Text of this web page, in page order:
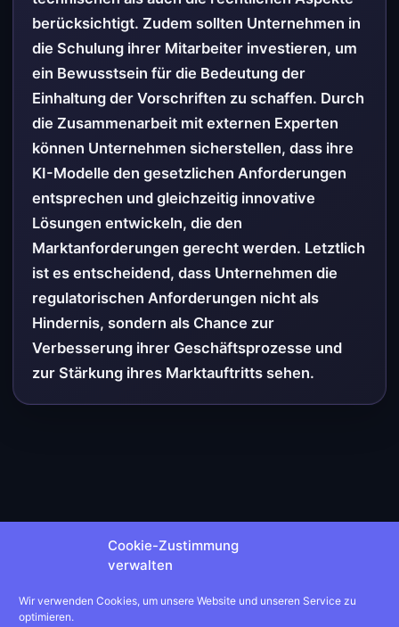
Cookie-Zustimmung
verwalten
Wir verwenden Cookies, um unsere Website und unseren Service zu
optimieren.
berücksichtigt. Zudem sollten Unternehmen in
die Schulung ihrer Mitarbeiter investieren, um
ein Bewusstsein für die Bedeutung der
Einhaltung der Vorschriften zu schaffen. Durch
die Zusammenarbeit mit externen Experten
können Unternehmen sicherstellen, dass ihre
KI-Modelle den gesetzlichen Anforderungen
entsprechen und gleichzeitig innovative
Lösungen entwickeln, die den
Marktanforderungen gerecht werden. Letztlich
ist es entscheidend, dass Unternehmen die
regulatorischen Anforderungen nicht als
Hindernis, sondern als Chance zur
Verbesserung ihrer Geschäftsprozesse und
zur Stärkung ihres Marktauftritts sehen.